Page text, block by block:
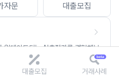
자문 대출모집
업데이트되는 AI추정가를 경험해보
대출모집 거래사례